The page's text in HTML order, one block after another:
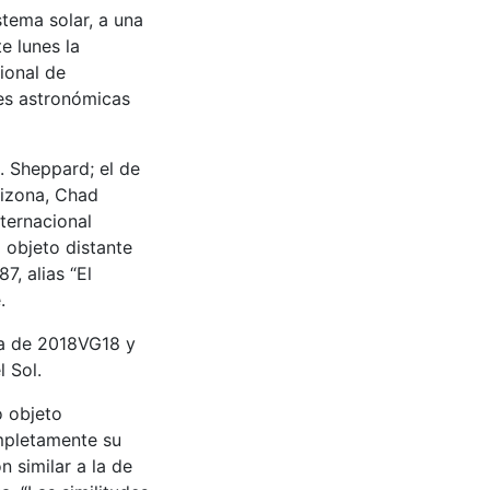
solar, a una
lunes la
de
astronómicas
Sheppard; el de
Chad
objeto distante
alias “El
2018VG18 y
Sol.
objeto
su
similar a la de